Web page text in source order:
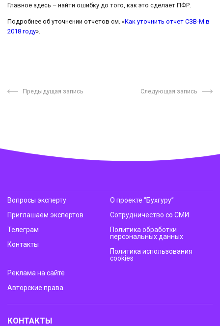
Главное здесь – найти ошибку до того, как это сделает ПФР.
Подробнее об уточнении отчетов см. «Как уточнить отчет СЗВ-М в
2018 году».
Предыдущая запись Следующая запись
Вопросы эксперту
Приглашаем экспертов
Телеграм
Контакты
О проекте “Бухгуру”
Сотрудничество со СМИ
Политика обработки
персональных данных
Политика использования
cookies
Реклама на сайте
Авторские права
КОНТАКТЫ